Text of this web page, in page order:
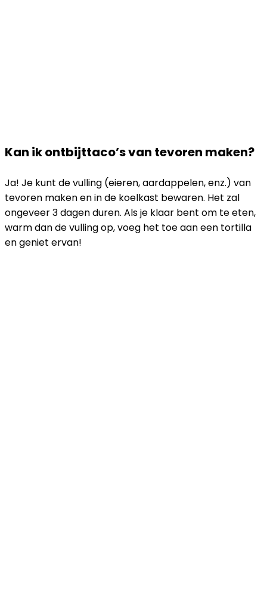
Kan ik ontbijttaco’s van tevoren maken?
Ja! Je kunt de vulling (eieren, aardappelen, enz.) van
tevoren maken en in de koelkast bewaren. Het zal
ongeveer 3 dagen duren. Als je klaar bent om te eten,
warm dan de vulling op, voeg het toe aan een tortilla
en geniet ervan!